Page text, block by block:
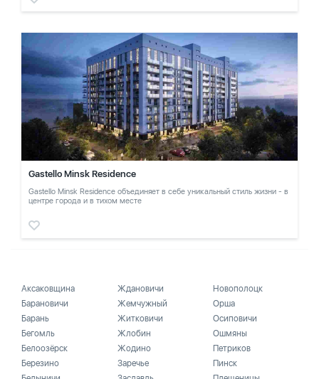
Gastello Minsk Residence
Gastello Minsk Residence объединяет в себе уникальный стиль жизни - в
центре города и в тихом месте
Аксаковщина
Барановичи
Барань
Бегомль
Белоозёрск
Березино
Ждановичи
Жемчужный
Житковичи
Жлобин
Жодино
Заречье
Новополоцк
Орша
Осиповичи
Ошмяны
Петриков
Пинск